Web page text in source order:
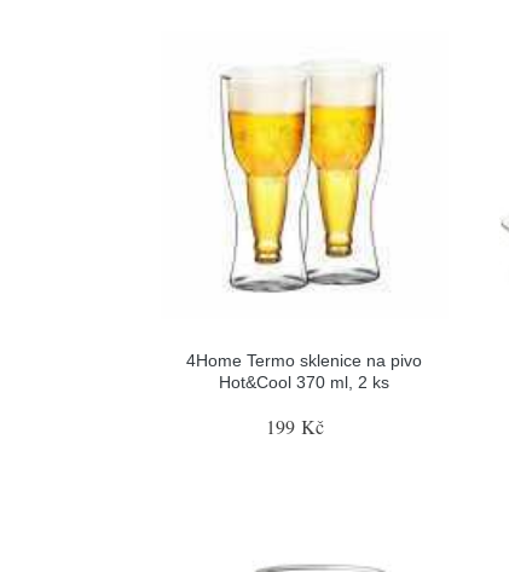
4Home Termo sklenice na pivo
Hot&Cool 370 ml, 2 ks
199 Kč